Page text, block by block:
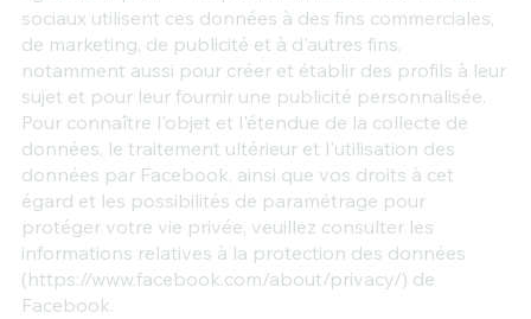
sociaux utilisent ces données à des fins commerciales,
de marketing, de publicité et à d'autres fins,
notamment aussi pour créer et établir des profils à leur
sujet et pour leur fournir une publicité personnalisée.
Pour connaître l'objet et l'étendue de la collecte de
données, le traitement ultérieur et l'utilisation des
données par Facebook, ainsi que vos droits à cet
égard et les possibilités de paramétrage pour
protéger votre vie privée, veuillez consulter les
informations relatives à la protection des données
(https://www.facebook.com/about/privacy/) de
Facebook.